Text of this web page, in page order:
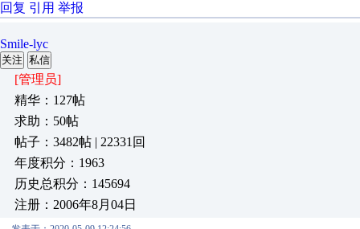
回复 引用 举报
Smile-lyc
关注 私信
[管理员]
精华：127帖
求助：50帖
帖子：3482帖 | 22331回
年度积分：1963
历史总积分：145694
注册：2006年8月04日